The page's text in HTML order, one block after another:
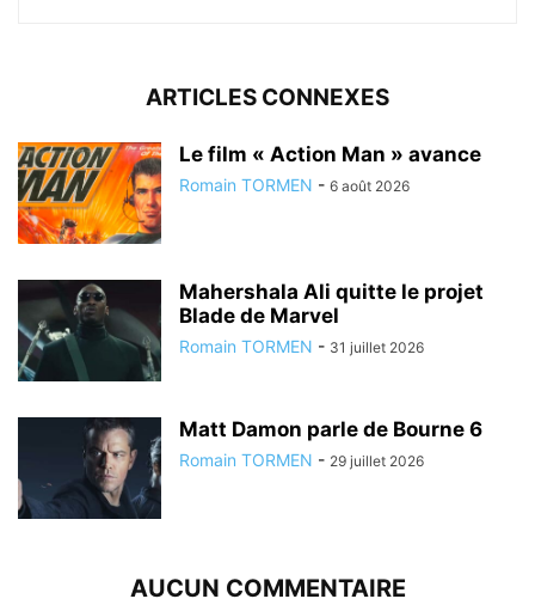
ARTICLES CONNEXES
Le film « Action Man » avance
Romain TORMEN - 6 août 2026
Mahershala Ali quitte le projet
Blade de Marvel
Romain TORMEN - 31 juillet 2026
Matt Damon parle de Bourne 6
Romain TORMEN - 29 juillet 2026
AUCUN COMMENTAIRE